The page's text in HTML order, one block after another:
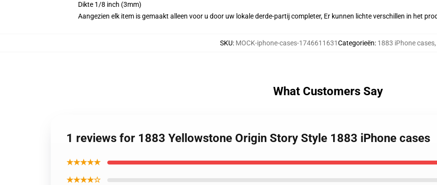
Dikte 1/8 inch (3mm)
Aangezien elk item is gemaakt alleen voor u door uw lokale derde-partij completer, Er kunnen lichte verschillen in het
SKU: MOCK-iphone-cases-1746611631Categorieën: 1883 iPhone cases,
What Customers Say
1 reviews for 1883 Yellowstone Origin Story Style 1883 iPhone cases
★★★★★
★★★★☆